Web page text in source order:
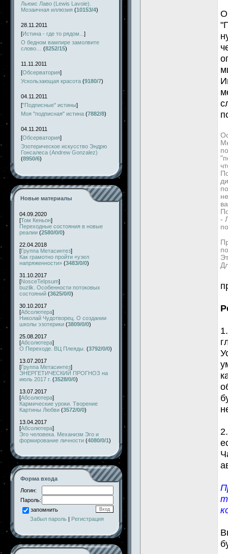
Льюис Лаво (Lewis Lavoie).
Мозаичная иллюзия (10153/4)
28.11.2011
[Истина - где то рядом... ]
О бедном вампире замолвите
слово…
(8252/15)
11.11.2011
[Обсерватория]
Ускользающая красота (9180/7)
04.11.2011
["Подписные" истины]
Моя "подписная" истина (7882/8)
04.11.2011
[Обсерватория]
Эзотерическое искусство Эндрю
Гонсалеса (Andrew Gonzalez)
(8950/6)
Новые материалы
04.09.2020
[Том Кеньон]
Переходные состояния в новые
реалии (2580/0/0)
22.04.2018
[Группа Метасинтез]
Как грамотно пройти «узел
напряженности» (3483/0/0)
31.10.2017
[NosceTeIpsum]
buzlik. Особенности потоковых
состояний (3625/0/0)
30.10.2017
[Абсолютера]
Николай Чудотворец. О создании
школы эзотерики (3809/0/0)
25.08.2017
[Абсолютера]
О Переходе. ВЦ Плеяды. (3792/0/0)
13.07.2017
[Группа Метасинтез]
ЭНЕРГЕТИЧЕСКИЙ ПРОГНОЗ на
июль 2017 г. (3528/0/0)
13.07.2017
[Абсолютера]
Кармические уроки. Творение
Картины Любви (3572/0/0)
13.04.2017
[Абсолютера]
Эго человека. Механизм Эго и
формирование личности (4080/0/1)
Форма входа
Логин:
Пароль:
запомнить
Забыл пароль | Регистрация
-